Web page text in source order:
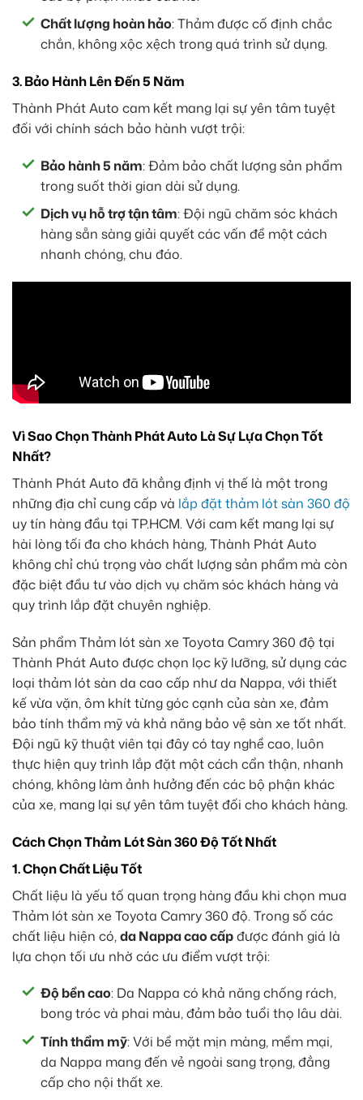
Chất lượng hoàn hảo: Thảm được cố định chắc
chắn, không xộc xệch trong quá trình sử dụng.
3. Bảo Hành Lên Đến 5 Năm
Thành Phát Auto cam kết mang lại sự yên tâm tuyệt
đối với chính sách bảo hành vượt trội:
Bảo hành 5 năm: Đảm bảo chất lượng sản phẩm
trong suốt thời gian dài sử dụng.
Dịch vụ hỗ trợ tận tâm: Đội ngũ chăm sóc khách
hàng sẵn sàng giải quyết các vấn đề một cách
nhanh chóng, chu đáo.
Vì Sao Chọn Thành Phát Auto Là Sự Lựa Chọn Tốt
Nhất?
Thành Phát Auto đã khẳng định vị thế là một trong
những địa chỉ cung cấp và lắp đặt thảm lót sàn 360 độ
uy tín hàng đầu tại TP.HCM. Với cam kết mang lại sự
hài lòng tối đa cho khách hàng, Thành Phát Auto
không chỉ chú trọng vào chất lượng sản phẩm mà còn
đặc biệt đầu tư vào dịch vụ chăm sóc khách hàng và
quy trình lắp đặt chuyên nghiệp.
Sản phẩm Thảm lót sàn xe Toyota Camry 360 độ tại
Thành Phát Auto được chọn lọc kỹ lưỡng, sử dụng các
loại thảm lót sàn da cao cấp như da Nappa, với thiết
kế vừa vặn, ôm khít từng góc cạnh của sàn xe, đảm
bảo tính thẩm mỹ và khả năng bảo vệ sàn xe tốt nhất.
Đội ngũ kỹ thuật viên tại đây có tay nghề cao, luôn
thực hiện quy trình lắp đặt một cách cẩn thận, nhanh
chóng, không làm ảnh hưởng đến các bộ phận khác
của xe, mang lại sự yên tâm tuyệt đối cho khách hàng.
Cách Chọn Thảm Lót Sàn 360 Độ Tốt Nhất
1. Chọn Chất Liệu Tốt
Chất liệu là yếu tố quan trọng hàng đầu khi chọn mua
Thảm lót sàn xe Toyota Camry 360 độ. Trong số các
chất liệu hiện có,da Nappa cao cấpđược đánh giá là
lựa chọn tối ưu nhờ các ưu điểm vượt trội:
Độ bền cao: Da Nappa có khả năng chống rách,
bong tróc và phai màu, đảm bảo tuổi thọ lâu dài.
Tính thẩm mỹ: Với bề mặt mịn màng, mềm mại,
da Nappa mang đến vẻ ngoài sang trọng, đẳng
cấp cho nội thất xe.